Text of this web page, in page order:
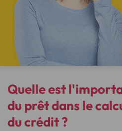
Quelle est
du prêt dans le
du crédit ?